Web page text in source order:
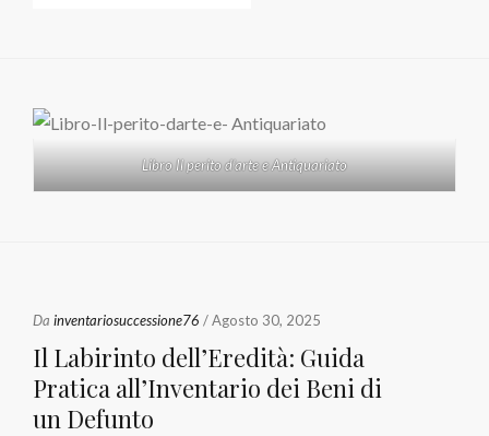
Libro Il perito d'arte e Antiquariato
Da inventariosuccessione76 / Agosto 30, 2025
Il Labirinto dell’Eredità: Guida
Pratica all’Inventario dei Beni di
un Defunto